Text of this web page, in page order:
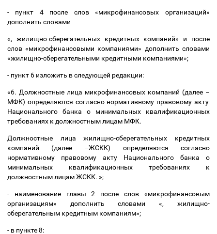
- пункт 4 после слов «микрофинансовых организаций»
дополнить словами
«, жилищно-сберегательных кредитных компаний» и после
слов «микрофинансовыми компаниями» дополнить словами
«жилищно-сберегательными кредитными компаниями»;
- пункт 6 изложить в следующей редакции:
«6. Должностные лица микрофинансовых компаний (далее –
МФК) определяются согласно нормативному правовому акту
Национального банка о минимальных квалификационных
требованиях к должностным лицам МФК.
Должностные лица жилищно-сберегательных кредитных
компаний (далее –ЖСКК) определяются согласно
нормативному правовому акту Национального банка о
минимальных квалификационных требованиях к
должностным лицам ЖСКК. »;
- наименование главы 2 после слов «микрофинансовым
организациям» дополнить словами «, жилищно-
сберегательным кредитным компаниям»;
- в пункте 8: